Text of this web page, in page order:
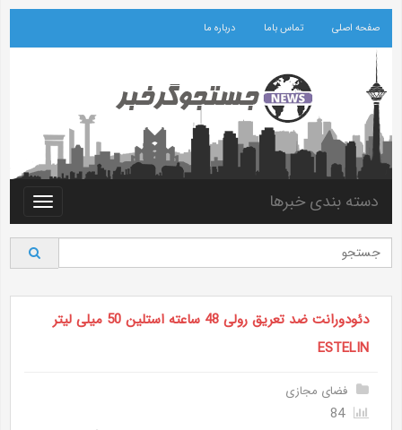
صفحه اصلی تماس باما درباره ما
Toggle
دسته بندی خبرها
دئودورانت ضد تعریق رولی 48 ساعته استلین 50 میلی لیتر
ESTELIN
فضای مجازی